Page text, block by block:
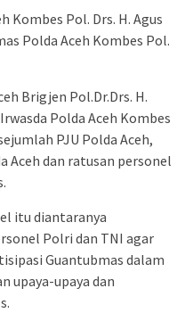
Kombes Pol. Drs. H. Agus
Polda Aceh Kombes Pol.
Brigjen Pol.Dr.Drs. H.
Polda Aceh Kombes
PJU Polda Aceh,
Aceh dan ratusan personel
itu diantaranya
Polri dan TNI agar
Guantubmas dalam
upaya-upaya dan